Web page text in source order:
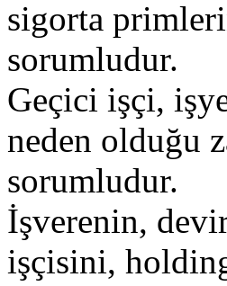
sigorta
sorumludur.
Geçici işçi,
neden olduğu
sorumludur.
İşverenin, devir
işçisini,